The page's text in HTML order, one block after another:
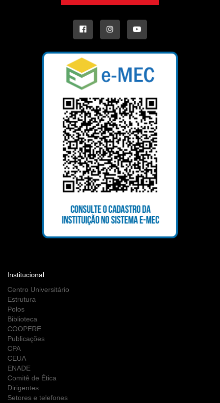
Institucional
Centro Universitário
Estrutura
Polos
Biblioteca
COOPERE
Publicações
CPA
CEUA
ENADE
Comitê de Ética
Dirigentes
Setores e telefones